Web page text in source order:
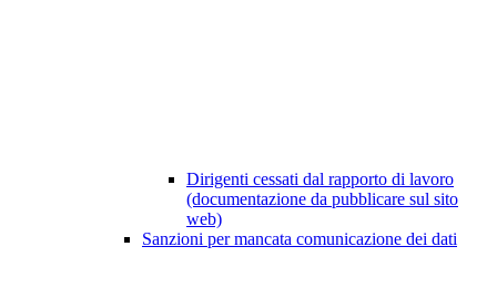
Dirigenti cessati dal rapporto di lavoro
(documentazione da pubblicare sul sito
web)
Sanzioni per mancata comunicazione dei dati